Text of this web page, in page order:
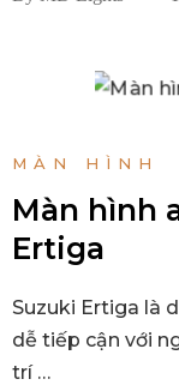
MÀN HÌNH
Màn hình
Ertiga
Suzuki Ertiga là
dễ tiếp cận với
trí …